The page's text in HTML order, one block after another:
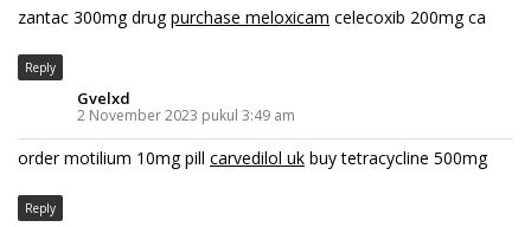
zantac 300mg drugpurchase meloxicam celecoxib 200mg ca
Reply
Gvelxd
2 November 2023 pukul 3:49 am
order motilium 10mg pill carvedilol uk buy tetracycline 500mg
Reply